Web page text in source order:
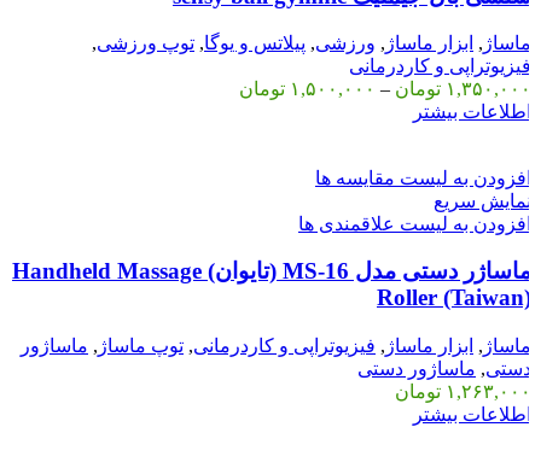
, ابزار ماساژ, ورزشی,پیلاتس و یوگا,توپ ورزشی,
و کاردرمانی
تومان – ۱,۵۰۰,۰۰۰ تومان
بیشتر
به لیست مقایسه ها
سریع
به لیست علاقمندی ها
ماساژر دستی مدل MS-16 (تایوان) Handheld Massage
Roller
, ابزار ماساژ, فیزیوتراپی و کاردرمانی,توپ ماساژ, ماساژور
,ماساژور دستی
تومان
بیشتر